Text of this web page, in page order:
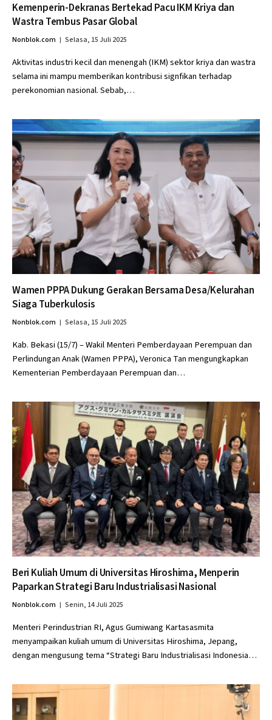
Kemenperin-Dekranas Bertekad Pacu IKM Kriya dan
Wastra Tembus Pasar Global
Nonblok.com Selasa, 15 Juli 2025
Aktivitas industri kecil dan menengah (IKM) sektor kriya dan wastra
selama ini mampu memberikan kontribusi signfikan terhadap
perekonomian nasional. Sebab,…
Wamen PPPA Dukung Gerakan Bersama Desa/Kelurahan
Siaga Tuberkulosis
Nonblok.com Selasa, 15 Juli 2025
Kab. Bekasi (15/7) – Wakil Menteri Pemberdayaan Perempuan dan
Perlindungan Anak (Wamen PPPA), Veronica Tan mengungkapkan
Kementerian Pemberdayaan Perempuan dan…
Beri Kuliah Umum di Universitas Hiroshima, Menperin
Paparkan Strategi Baru Industrialisasi Nasional
Nonblok.com Senin, 14 Juli 2025
Menteri Perindustrian RI, Agus Gumiwang Kartasasmita
menyampaikan kuliah umum di Universitas Hiroshima, Jepang,
dengan mengusung tema “Strategi Baru Industrialisasi Indonesia…